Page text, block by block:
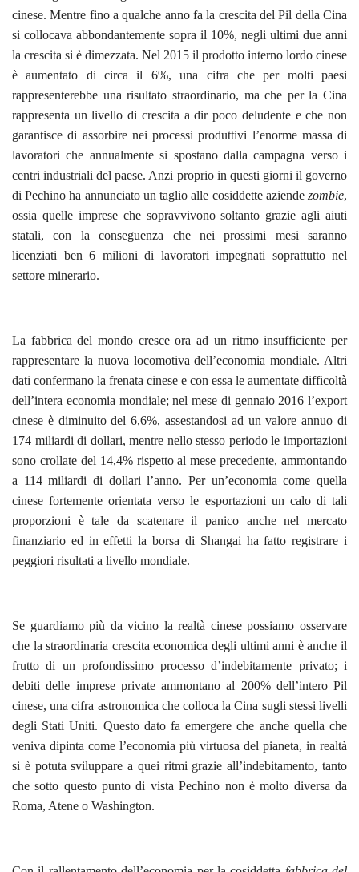
cinese. Mentre fino a qualche anno fa la crescita del Pil della Cina
si collocava abbondantemente sopra il 10%, negli ultimi due anni
la crescita si è dimezzata. Nel 2015 il prodotto interno lordo cinese
è aumentato di circa il 6%, una cifra che per molti paesi
rappresenterebbe una risultato straordinario, ma che per la Cina
rappresenta un livello di crescita a dir poco deludente e che non
garantisce di assorbire nei processi produttivi l’enorme massa di
lavoratori che annualmente si spostano dalla campagna verso i
centri industriali del paese. Anzi proprio in questi giorni il governo
di Pechino ha annunciato un taglio alle cosiddette aziende zombie,
ossia quelle imprese che sopravvivono soltanto grazie agli aiuti
statali, con la conseguenza che nei prossimi mesi saranno
licenziati ben 6 milioni di lavoratori impegnati soprattutto nel
settore minerario.
La fabbrica del mondo cresce ora ad un ritmo insufficiente per
rappresentare la nuova locomotiva dell’economia mondiale. Altri
dati confermano la frenata cinese e con essa le aumentate difficoltà
dell’intera economia mondiale; nel mese di gennaio 2016 l’export
cinese è diminuito del 6,6%, assestandosi ad un valore annuo di
174 miliardi di dollari, mentre nello stesso periodo le importazioni
sono crollate del 14,4% rispetto al mese precedente, ammontando
a 114 miliardi di dollari l’anno. Per un’economia come quella
cinese fortemente orientata verso le esportazioni un calo di tali
proporzioni è tale da scatenare il panico anche nel mercato
finanziario ed in effetti la borsa di Shangai ha fatto registrare i
peggiori risultati a livello mondiale.
Se guardiamo più da vicino la realtà cinese possiamo osservare
che la straordinaria crescita economica degli ultimi anni è anche il
frutto di un profondissimo processo d’indebitamente privato; i
debiti delle imprese private ammontano al 200% dell’intero Pil
cinese, una cifra astronomica che colloca la Cina sugli stessi livelli
degli Stati Uniti. Questo dato fa emergere che anche quella che
veniva dipinta come l’economia più virtuosa del pianeta, in realtà
si è potuta sviluppare a quei ritmi grazie all’indebitamento, tanto
che sotto questo punto di vista Pechino non è molto diversa da
Roma, Atene o Washington.